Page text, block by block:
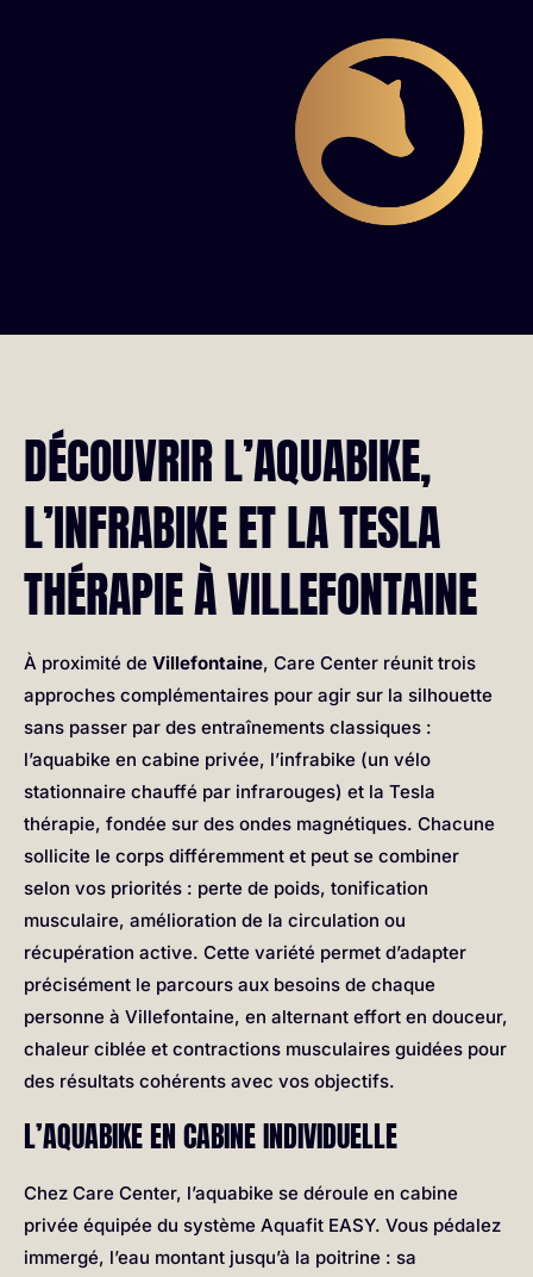
DÉCOUVRIR L’AQUABIKE,
L’INFRABIKE ET LA TESLA
THÉRAPIE À VILLEFONTAINE
À proximité de Villefontaine, Care Center réunit trois
approches complémentaires pour agir sur la silhouette
sans passer par des entraînements classiques :
l’aquabike en cabine privée, l’infrabike (un vélo
stationnaire chauffé par infrarouges) et la Tesla
thérapie, fondée sur des ondes magnétiques. Chacune
sollicite le corps différemment et peut se combiner
selon vos priorités : perte de poids, tonification
musculaire, amélioration de la circulation ou
récupération active. Cette variété permet d’adapter
précisément le parcours aux besoins de chaque
personne à Villefontaine, en alternant effort en douceur,
chaleur ciblée et contractions musculaires guidées pour
des résultats cohérents avec vos objectifs.
L’AQUABIKE EN CABINE INDIVIDUELLE
Chez Care Center, l’aquabike se déroule en cabine
privée équipée du système Aquafit EASY. Vous pédalez
immergé, l’eau montant jusqu’à la poitrine : sa